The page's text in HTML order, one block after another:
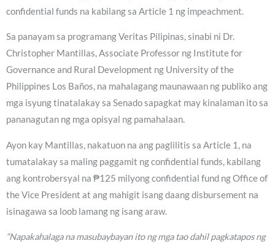
confidential funds na kabilang sa Article 1 ng impeachment.
Sa panayam sa programang Veritas Pilipinas, sinabi ni Dr.
Christopher Mantillas, Associate Professor ng Institute for
Governance and Rural Development ng University of the
Philippines Los Baños, na mahalagang maunawaan ng publiko ang
mga isyung tinatalakay sa Senado sapagkat may kinalaman ito sa
pananagutan ng mga opisyal ng pamahalaan.
Ayon kay Mantillas, nakatuon na ang paglilitis sa Article 1, na
tumatalakay sa maling paggamit ng confidential funds, kabilang
ang kontrobersyal na ₱125 milyong confidential fund ng Office of
the Vice President at ang mahigit isang daang disbursement na
isinagawa sa loob lamang ng isang araw.
“Napakahalaga na masubaybayan ito ng mga tao dahil pagkatapos ng